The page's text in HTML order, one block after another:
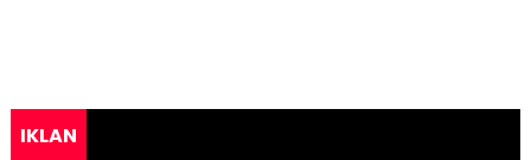
IKLAN